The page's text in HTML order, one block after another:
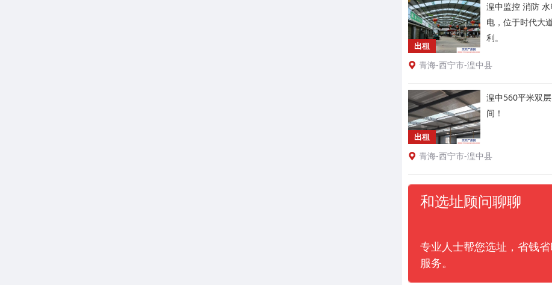
出租
湟中监控 消防
电，位于时代大
利。
青海-西宁市-湟中县
出租
湟中560平米双
间！
青海-西宁市-湟中县
和选址顾问聊聊
专业人士帮您选址，省钱
服务。